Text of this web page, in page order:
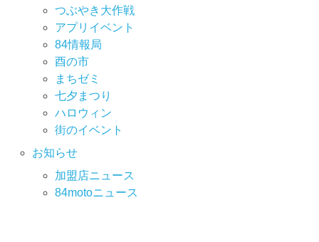
つぶやき大作戦
アプリイベント
84情報局
酉の市
まちゼミ
七⼣まつり
ハロウィン
街のイベント
お知らせ
加盟店ニュース
84motoニュース